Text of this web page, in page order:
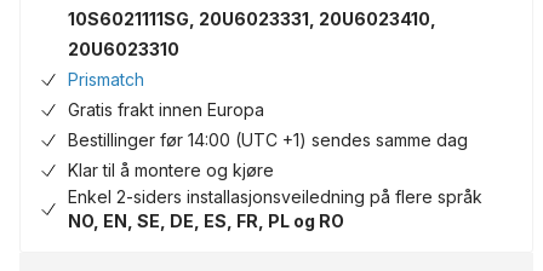
10S6021111SG, 20U6023331, 20U6023410,
20U6023310
Prismatch
Gratis frakt innen Europa
Bestillinger før 14:00 (UTC +1) sendes samme dag
Klar til å montere og kjøre
Enkel 2-siders installasjonsveiledning på flere språk
NO, EN, SE, DE, ES, FR, PL og RO